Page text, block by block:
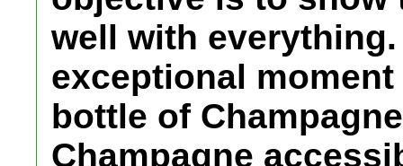
well with
exceptional
bottle of
Champagne